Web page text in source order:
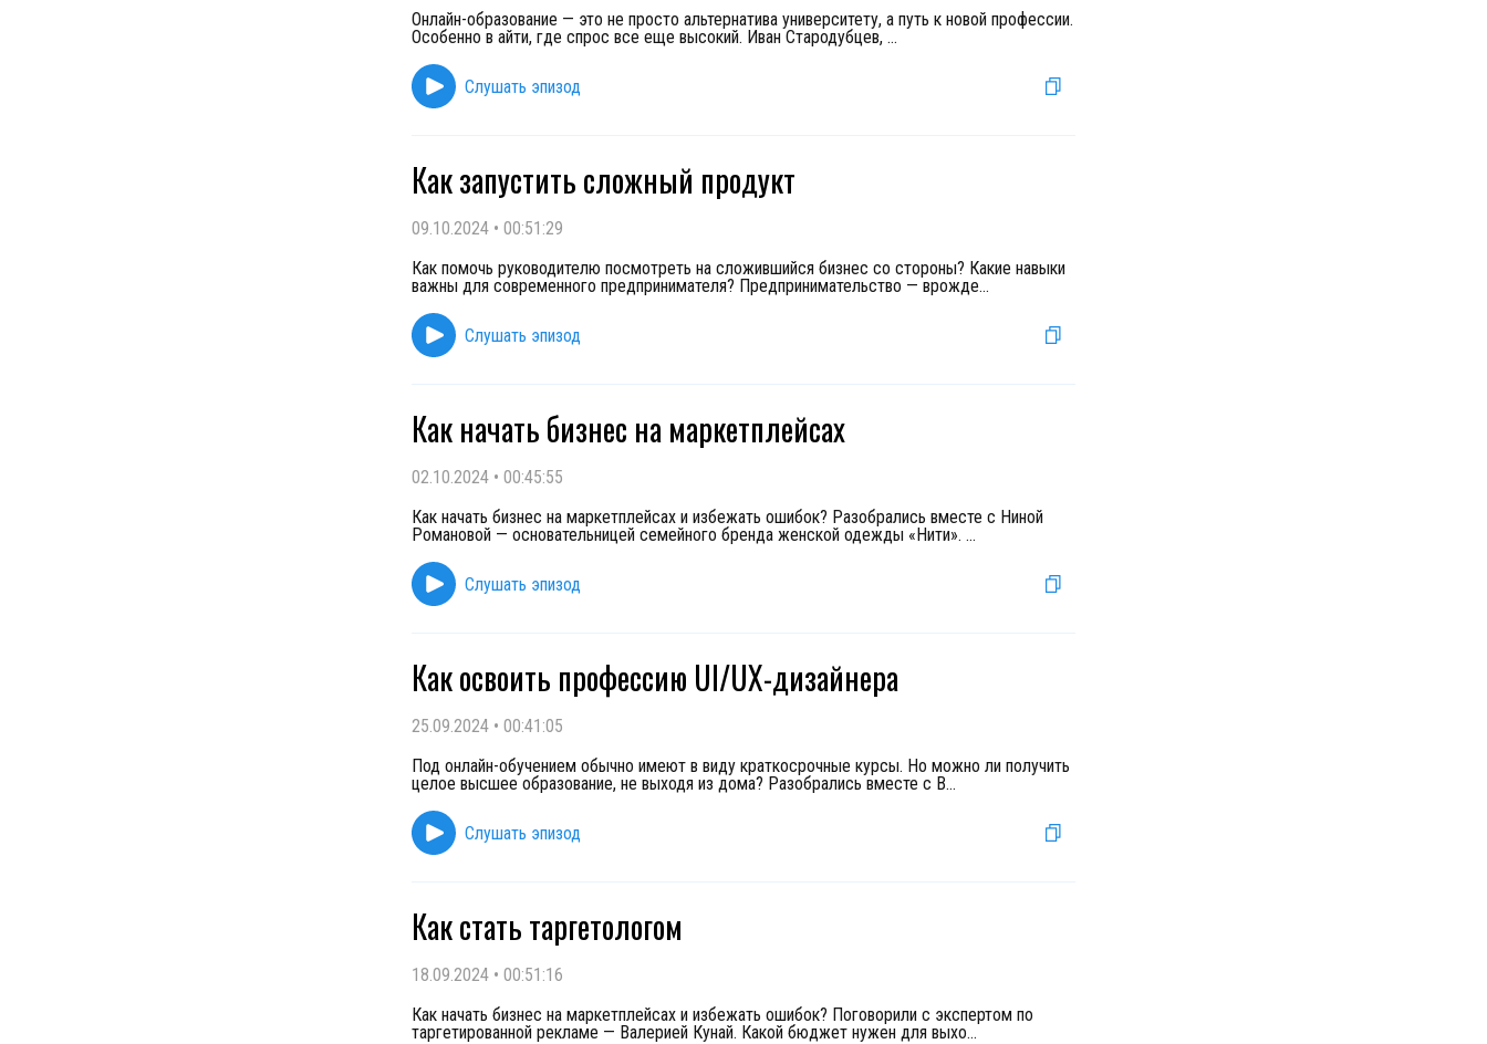
Онлайн-образование — это не просто альтернатива университету, а путь к новой профессии.
Особенно в айти, где спрос все еще высокий. Иван Стародубцев, ...
Слушать эпизод
Как запустить сложный продукт
09.10.2024 • 00:51:29
Как помочь руководителю посмотреть на сложившийся бизнес со стороны? Какие навыки
важны для современного предпринимателя? Предпринимательство — врожде...
Слушать эпизод
Как начать бизнес на маркетплейсах
02.10.2024 • 00:45:55
Как начать бизнес на маркетплейсах и избежать ошибок? Разобрались вместе с Ниной
Романовой — основательницей семейного бренда женской одежды «Нити». ...
Слушать эпизод
Как освоить профессию UI/UX-дизайнера
25.09.2024 • 00:41:05
Под онлайн-обучением обычно имеют в виду краткосрочные курсы. Но можно ли получить
целое высшее образование, не выходя из дома? Разобрались вместе с В...
Слушать эпизод
Как стать таргетологом
18.09.2024 • 00:51:16
Как начать бизнес на маркетплейсах и избежать ошибок? Поговорили с экспертом по
таргетированной рекламе — Валерией Кунай. Какой бюджет нужен для выхо...